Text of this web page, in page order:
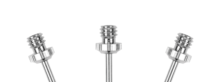
Minimale afname: 15